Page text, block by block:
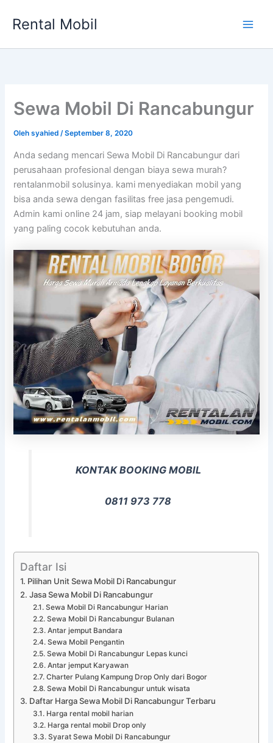
Rental Mobil
Sewa Mobil Di Rancabungur
Olehsyahied/September 8, 2020
Anda sedang mencari Sewa Mobil Di Rancabungur dari
perusahaan profesional dengan biaya sewa murah?
rentalanmobil solusinya. kami menyediakan mobil yang
bisa anda sewa dengan fasilitas free jasa pengemudi.
Admin kami online 24 jam, siap melayani booking mobil
yang paling cocok kebutuhan anda.
KONTAK BOOKING MOBIL
0811 973 778
Daftar Isi
Pilihan Unit Sewa Mobil Di Rancabungur
Jasa Sewa Mobil Di Rancabungur
Sewa Mobil Di Rancabungur Harian
Sewa Mobil Di Rancabungur Bulanan
Antar jemput Bandara
Sewa Mobil Pengantin
Sewa Mobil Di Rancabungur Lepas kunci
Antar jemput Karyawan
Charter Pulang Kampung Drop Only dari Bogor
Sewa Mobil Di Rancabungur untuk wisata
Daftar Harga Sewa Mobil Di Rancabungur Terbaru
Harga rental mobil harian
Harga rental mobil Drop only
Syarat Sewa Mobil Di Rancabungur